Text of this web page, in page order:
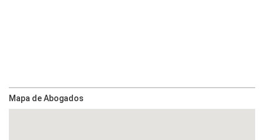
Mapa de Abogados